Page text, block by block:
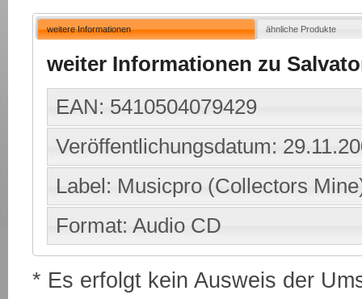
weitere Informationen ähnliche Produkte
weiter Informationen zu
EAN: 5410504079429
Veröffentlichungsdatum:
Label: Musicpro (Collectors
Format: Audio CD
* Es erfolgt kein Ausweis der